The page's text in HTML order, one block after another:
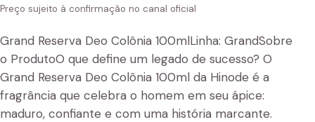
Preço sujeito à confirmação no canal oficial
Grand Reserva Deo Colônia 100mlLinha: GrandSobre
o ProdutoO que define um legado de sucesso? O
Grand Reserva Deo Colônia 100ml da Hinode é a
fragrância que celebra o homem em seu ápice:
maduro, confiante e com uma história marcante.